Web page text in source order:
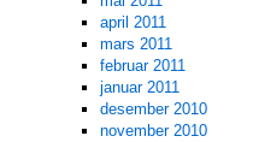
april 2011
mars 2011
februar 2011
januar 2011
desember 2010
november 2010